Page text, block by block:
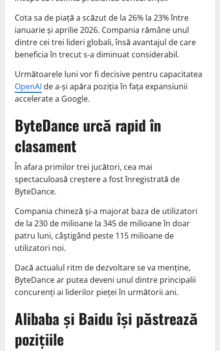
Cota sa de piață a scăzut de la 26% la 23% între
ianuarie și aprilie 2026. Compania rămâne unul
dintre cei trei lideri globali, însă avantajul de care
beneficia în trecut s-a diminuat considerabil.
Următoarele luni vor fi decisive pentru capacitatea
OpenAI de a-și apăra poziția în fața expansiunii
accelerate a Google.
ByteDance urcă rapid în
clasament
În afara primilor trei jucători, cea mai
spectaculoasă creștere a fost înregistrată de
ByteDance.
Compania chineză și-a majorat baza de utilizatori
de la 230 de milioane la 345 de milioane în doar
patru luni, câștigând peste 115 milioane de
utilizatori noi.
Dacă actualul ritm de dezvoltare se va menține,
ByteDance ar putea deveni unul dintre principalii
concurenți ai liderilor pieței în următorii ani.
Alibaba și Baidu își păstrează
pozițiile